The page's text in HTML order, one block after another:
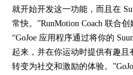
就开始开发这一功能，而且在
常快。”RunMotion Coach 联合创
“GoJoe 应用程序通过将你的
起来，并在你运动时提供有趣
转变为社交和激励的体验。